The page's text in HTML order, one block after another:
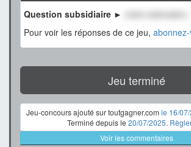
Question subsidiaire ►
notre estimation
Pour voir les réponses de ce jeu,
Jeu terminé
Jeu-concours ajouté sur toutgagner.com le 16/
Terminé depuis le 20/07/2025.
Voir les commentaires